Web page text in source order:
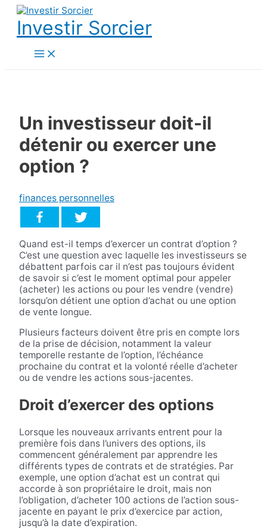
Aller
contenu
Investir Sorcier
Main
Menu
Un investisseur doit-il
détenir ou exercer une
option ?
finances personnelles
Quand est-il temps d’exercer un contrat d’option ?
C’est une question avec laquelle les investisseurs se
débattent parfois car il n’est pas toujours évident
de savoir si c’est le moment optimal pour appeler
(acheter) les actions ou pour les vendre (vendre)
lorsqu’on détient une option d’achat ou une option
de vente longue.
Plusieurs facteurs doivent être pris en compte lors
de la prise de décision, notamment la valeur
temporelle restante de l’option, l’échéance
prochaine du contrat et la volonté réelle d’acheter
ou de vendre les actions sous-jacentes.
Droit d’exercer des options
Lorsque les nouveaux arrivants entrent pour la
première fois dans l’univers des options, ils
commencent généralement par apprendre les
différents types de contrats et de stratégies. Par
exemple, une option d’achat est un contrat qui
accorde à son propriétaire le droit, mais non
l’obligation, d’acheter 100 actions de l’action sous-
jacente en payant le prix d’exercice par action,
jusqu’à la date d’expiration.